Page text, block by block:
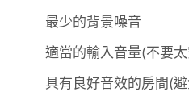
最少的背景噪音
適當的輸入音量(不要
具有良好音效的房間(